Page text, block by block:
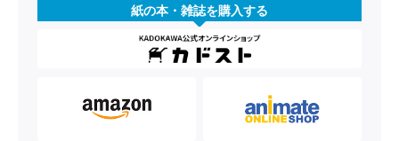
紙の本・雑誌を購入する